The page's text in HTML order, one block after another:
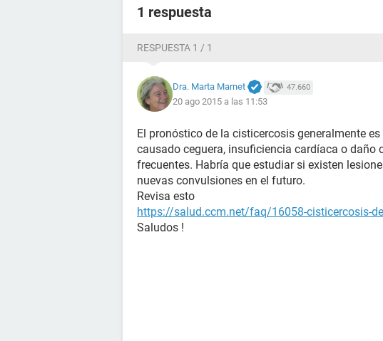
1 respuesta
RESPUESTA 1 / 1
Dra. Marta Marnet 47.660
20 ago 2015 a las 11:53
El pronóstico de la cisticercosis generalmente
causado ceguera, insuficiencia cardíaca o daño
frecuentes. Habría que estudiar si existen
nuevas convulsiones en el futuro.
Revisa esto
https://salud.ccm.net/faq/16058-cisticercosis-
Saludos !